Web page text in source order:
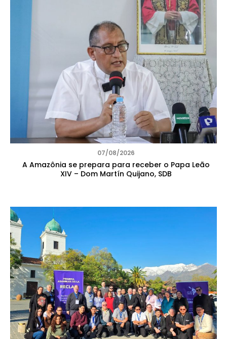
07/08/2026
A Amazônia se prepara para receber o Papa Leão
XIV – Dom Martín Quijano, SDB